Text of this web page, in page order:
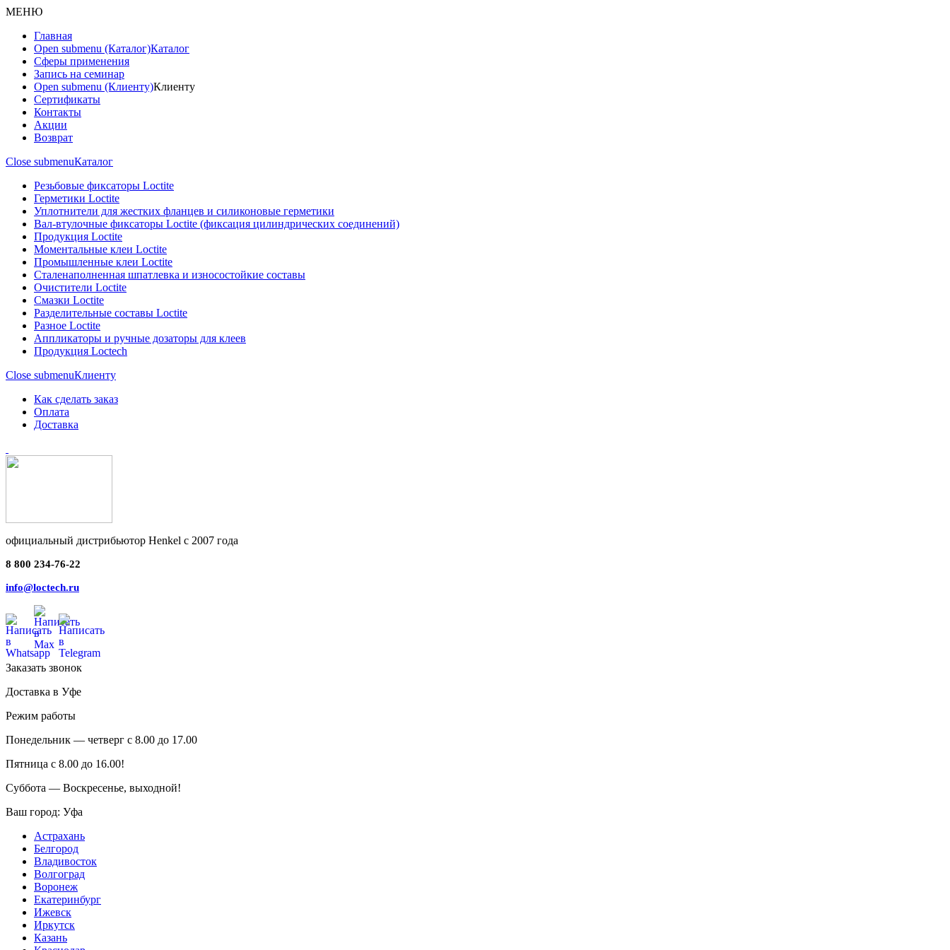
МЕНЮ
Главная
Open submenu (Каталог)Каталог
Сферы применения
Запись на семинар
Open submenu (Клиенту)Клиенту
Сертификаты
Контакты
Акции
Возврат
Close submenuКаталог
Резьбовые фиксаторы Loctite
Герметики Loctite
Уплотнители для жестких фланцев и силиконовые герметики
Вал-втулочные фиксаторы Loctite (фиксация цилиндрических соединений)
Продукция Loctite
Моментальные клеи Loctite
Промышленные клеи Loctite
Сталенаполненная шпатлевка и износостойкие составы
Очистители Loctite
Смазки Loctite
Разделительные составы Loctite
Разное Loctite
Аппликаторы и ручные дозаторы для клеев
Продукция Loctech
Close submenuКлиенту
Как сделать заказ
Оплата
Доставка
официальный дистрибьютор Henkel с 2007 года
8 800 234-76-22
info@loctech.ru
Заказать звонок
Доставка в Уфе
Режим работы
Понедельник — четверг с 8.00 до 17.00
Пятница с 8.00 до 16.00!
Суббота — Воскресенье, выходной!
Ваш город: Уфа
Астрахань
Белгород
Владивосток
Волгоград
Воронеж
Екатеринбург
Ижевск
Иркутск
Казань